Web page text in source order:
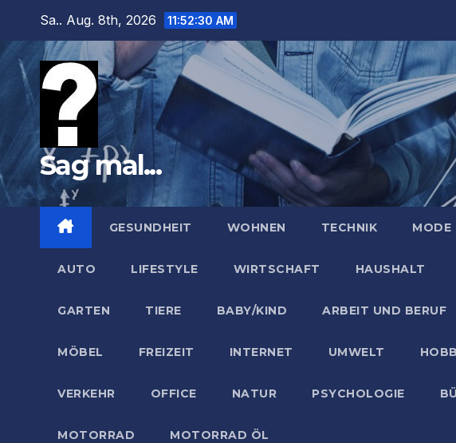
springen
Sa.. Aug. 8th, 2026 11:52:32 AM
Sag mal...
GESUNDHEIT WOHNEN TECHNIK MODE
AUTO LIFESTYLE WIRTSCHAFT HAUSHALT
GARTEN TIERE BABY/KIND ARBEIT UND BERUF
MÖBEL FREIZEIT INTERNET UMWELT
VERKEHR OFFICE NATUR PSYCHOLOGIE
MOTORRAD MOTORRAD ÖL